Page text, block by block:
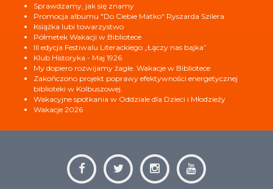
Sprawdzamy, jak się znamy
Promocja albumu "Do Ciebie Matko" Ryszarda Szilera
Książka lubi towarzystwo
Półmetek Wakacji w Bibliotece
III edycja Festiwalu Literackiego „Łączy nas bajka”
Klub Historyka - Maj 1926
My dopiero rozwijamy żagle. Wakacje w Bibliotece
Zakończono projekt poprawy efektywności energetycznej
biblioteki w Kolbuszowej.
Wakacyjne spotkania w Oddziale dla Dzieci i Młodzieży
Wakacje 2026